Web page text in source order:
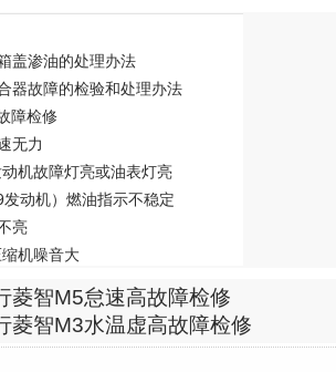
盖渗油的处理办法
器故障的检验和处理办法
障检修
无力
机故障灯亮或油表灯亮
动机）燃油指示不稳定
亮
机噪音大
菱智M5怠速高故障检修
菱智M3水温虚高故障检修